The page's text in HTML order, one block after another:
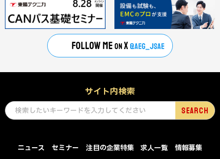
サイト内検索
ニュース セミナー 注目の企業特集 求人一覧 情報募集